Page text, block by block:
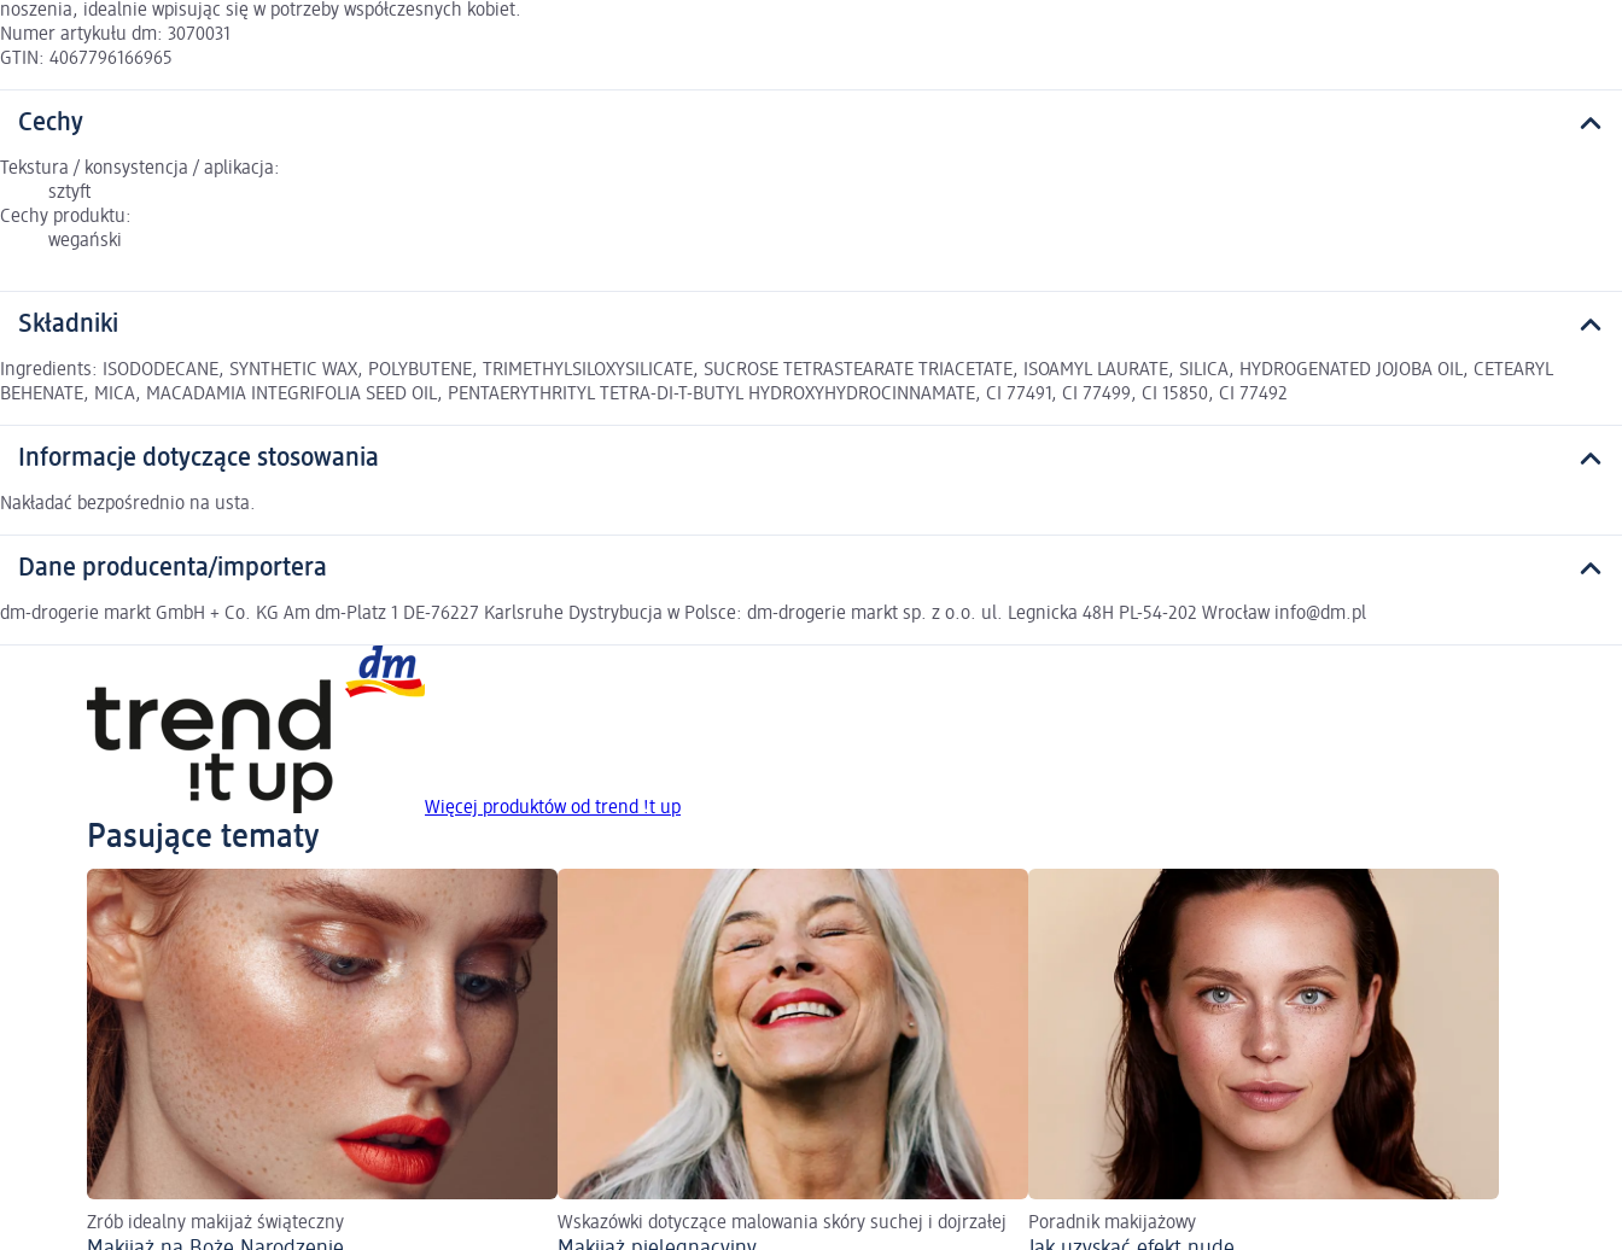
noszenia, idealnie wpisując się w potrzeby współczesnych kobiet.
Numer artykułu dm: 3070031
GTIN: 4067796166965
Cechy
Tekstura / konsystencja / aplikacja:
sztyft
Cechy produktu:
wegański
Składniki
Ingredients: ISODODECANE, SYNTHETIC WAX, POLYBUTENE, TRIMETHYLSILOXYSILICATE, SUCROSE TETRASTEARATE TRIACETATE, ISOAMYL LAURATE, SILICA, HYDROGENATED JOJOBA OIL, CETEARYL
BEHENATE, MICA, MACADAMIA INTEGRIFOLIA SEED OIL, PENTAERYTHRITYL TETRA-DI-T-BUTYL HYDROXYHYDROCINNAMATE, CI 77491, CI 77499, CI 15850, CI 77492
Informacje dotyczące stosowania
Nakładać bezpośrednio na usta.
Dane producenta/importera
dm-drogerie markt GmbH + Co. KG Am dm-Platz 1 DE-76227 Karlsruhe Dystrybucja w Polsce: dm-drogerie markt sp. z o.o. ul. Legnicka 48H PL-54-202 Wrocław info@dm.pl
Więcej produktów od trend !t up
Pasujące tematy
Zrób idealny makijaż świąteczny Wskazówki dotyczące malowania skóry suchej i dojrzałej Poradnik makijażowy